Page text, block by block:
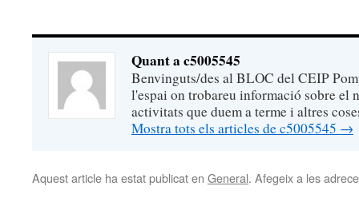
Quant a c5005545
Benvinguts/des al BLOC del CEIP
l'espai on trobareu informació sobre el
activitats que duem a terme i altres
Mostra tots els articles de c5005545 →
Aquest article ha estat publicat en General. Afegeix a les